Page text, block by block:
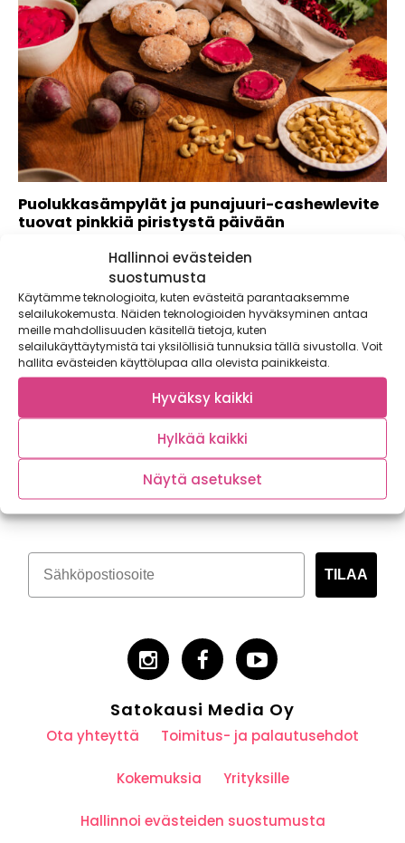
Hallinnoi evästeiden
suostumusta
Käytämme teknologioita, kuten evästeitä parantaaksemme
selailukokemusta. Näiden teknologioiden hyväksyminen antaa
meille mahdollisuuden käsitellä tietoja, kuten
selailukäyttäytymistä tai yksilöllisiä tunnuksia tällä sivustolla. Voit
hallita evästeiden käyttölupaa alla olevista painikkeista.
Hyväksy kaikki
Hylkää kaikki
Näytä asetukset
Puolukkasämpylät ja punajuuri-cashewlevite
tuovat pinkkiä piristystä päivään
Tuleeko sinun syötyä kourallinen marjoja päivässä? Melko
harvalla tulee, vaikka pohjoisten metsien oma superruoka...
Tilaa kasvispitoinen uutiskirje
TILAA
Satokausi Media Oy
Ota yhteyttä Toimitus- ja palautusehdot
Kokemuksia Yrityksille
Hallinnoi evästeiden suostumusta